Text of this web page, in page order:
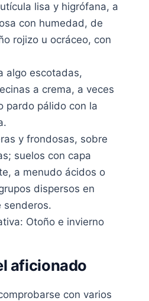
lisa y higrófana, a
con humedad, de
rojizo u ocráceo, con
algo escotadas,
a crema, a veces
pardo pálido con la
y frondosas, sobre
suelos con capa
a menudo ácidos o
dispersos en
senderos.
Otoño e invierno
aficionado
con varios